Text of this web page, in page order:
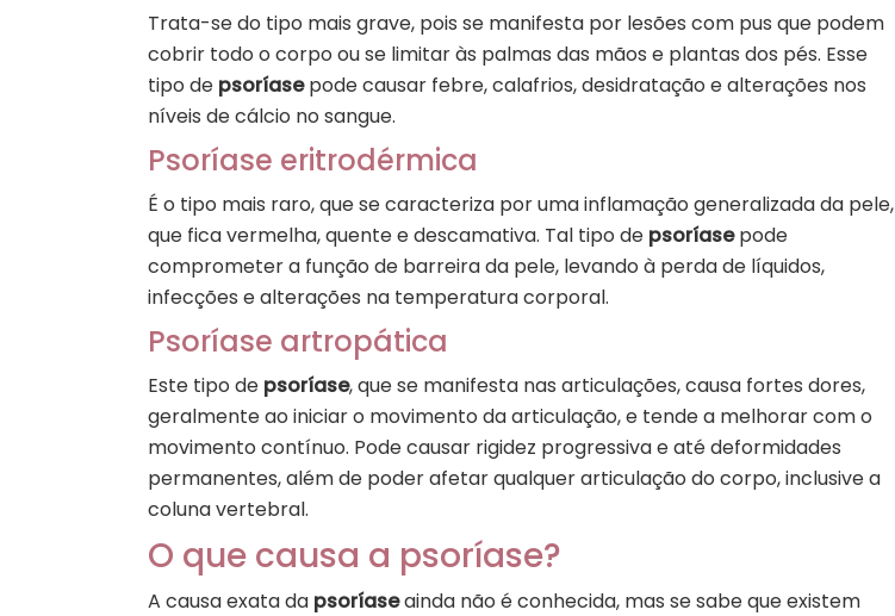
Trata-se do tipo mais grave, pois se manifesta por lesões com pus que podem
cobrir todo o corpo ou se limitar às palmas das mãos e plantas dos pés. Esse
tipo de psoríasepode causar febre, calafrios, desidratação e alterações nos
níveis de cálcio no sangue.
Psoríase eritrodérmica
É o tipo mais raro, que se caracteriza por uma inflamação generalizada da pele,
que fica vermelha, quente e descamativa. Tal tipo de psoríasepode
comprometer a função de barreira da pele, levando à perda de líquidos,
infecções e alterações na temperatura corporal.
Psoríase artropática
Este tipo de psoríase, que se manifesta nas articulações, causa fortes dores,
geralmente ao iniciar o movimento da articulação, e tende a melhorar com o
movimento contínuo. Pode causar rigidez progressiva e até deformidades
permanentes, além de poder afetar qualquer articulação do corpo, inclusive a
coluna vertebral.
O que causa a psoríase?
A causa exata da psoríaseainda não é conhecida, mas se sabe que existem